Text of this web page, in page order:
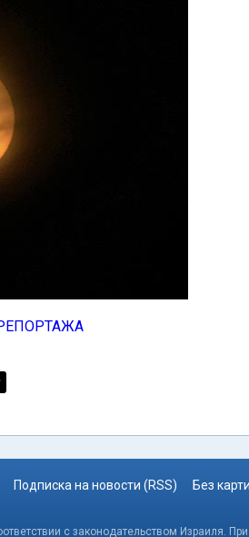
Подписка на новости (RSS) Без
с законодательством Израиля.